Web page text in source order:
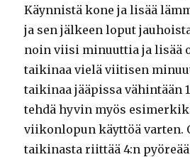
Käynnistä kone ja lisää
ja sen jälkeen loput
noin viisi minuuttia ja lisää
taikinaa vielä viitisen
taikinaa jääpissa vähintään
tehdä hyvin myös
viikonlopun käyttöä varten.
taikinasta riittää 4:n